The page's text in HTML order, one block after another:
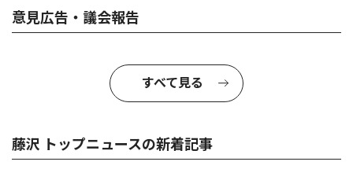
意見広告・議会報告
すべて見る
藤沢 トップニュースの新着記事